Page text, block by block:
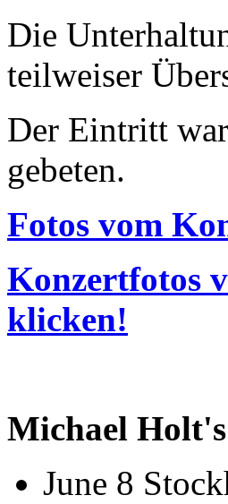
Die
teilweiser
Der Eintritt
gebeten.
Fotos vom
Konzertfotos
klicken!
Michael
June 8